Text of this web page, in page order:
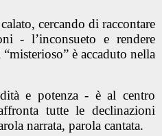
cercando di raccontare
- l’inconsueto e rendere
è accaduto nella
e potenza - è al centro
tutte le declinazioni
narrata, parola cantata.